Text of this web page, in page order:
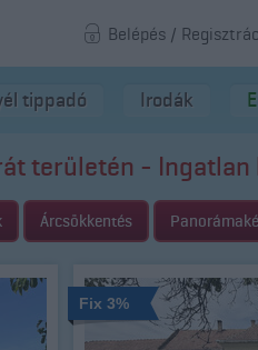
Belépés /
tippadó Irodák
területén -
Árcsökkentés
Fix 3%